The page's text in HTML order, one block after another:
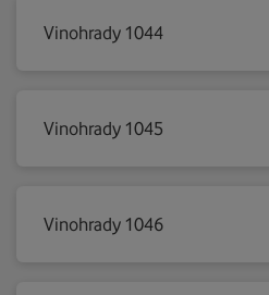
Vinohrady 1044
Vinohrady 1045
Vinohrady 1046